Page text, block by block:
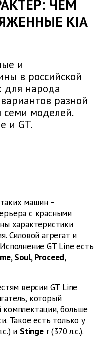
ЧЕМ
KIA
и
в российской
для народа
разной
семи моделей.
и GT.
машин –
с красными
характеристики
Силовой агрегат и
GT Line есть
Soul, Proceed,
версии GT Line
который
больше
Такое есть только у
и Stinger (370 л.с.).